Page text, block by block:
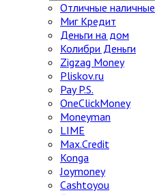
Отличные наличные
Миг Кредит
Деньги на дом
Колибри Деньги
Zigzag Money
Pliskov.ru
Pay P.S.
OneClickMoney
Moneyman
LIME
Max.Credit
Konga
Joymoney
Cashtoyou